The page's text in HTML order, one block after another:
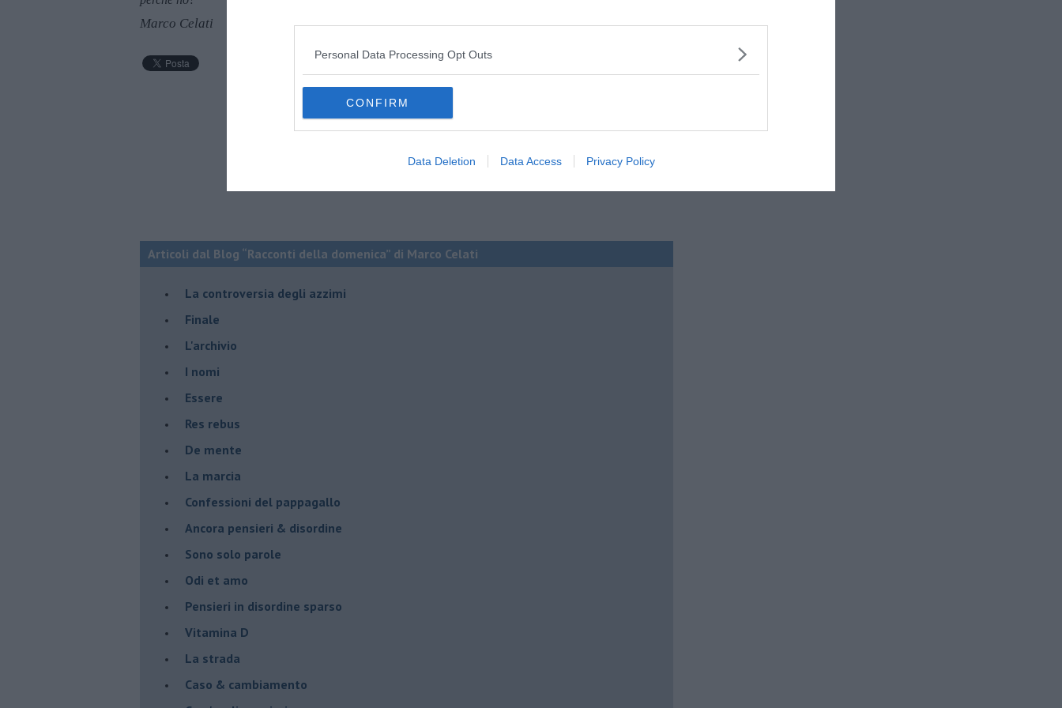
Personal Data Processing Opt Outs
CONFIRM
Data Deletion Data Access Privacy Policy
Marco Celati
Articoli dal Blog “Racconti della domenica” di Marco Celati
La controversia degli azzimi
Finale
L'archivio
I nomi
Essere
Res rebus
De mente
La marcia
Confessioni del pappagallo
Ancora pensieri & disordine
Sono solo parole
Odi et amo
Pensieri in disordine sparso
Vitamina D
La strada
Caso & cambiamento